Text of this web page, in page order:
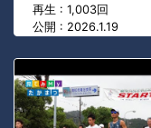
再生 : 1,003回
公開 : 2026.1.19